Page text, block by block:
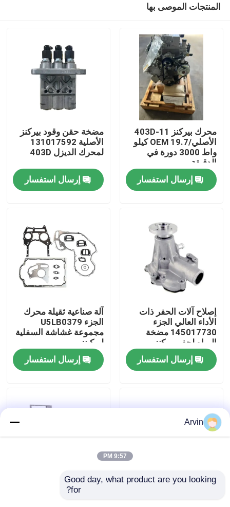
المنتجات
حول بنا
جولة في المعمل
ضبط الجودة
اتصل بنا
طلب اقتباس
المنتجات الموصى بها
محرك بيركنز 403D-11
الأصلي/OEM 19.7 كيلو
واط 3000 دورة في
الدقيقة
إرسال استفسار
مضخة حقن وقود بيركنز
الأصلية 131017592
لمحرك الديزل 403D
إرسال استفسار
إصلاح آلات الحفر ذات
الأداء العالي الجزء
145017730 مضخة
المياه لحفر بيركنز
إرسال استفسار
آلة صناعية ثقيلة محرك
الجزء U5LB0379
مجموعة غشاشة السفلية
لبركينز
إرسال استفسار
تصفية زيت هيدروليكية
Arvin
9:57 PM
Good day, what product are you looking
for?